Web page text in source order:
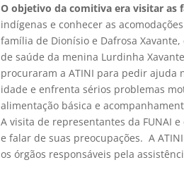
O objetivo da comitiva era visitar as
indígenas e conhecer as
família de Dionísio e Dafrosa
de saúde da menina Lurdinha
procuraram a ATINI para pedir ajuda
idade e enfrenta sérios problemas
alimentação básica e
A visita de representantes da FUNAI
e falar de suas preocupações. A
os órgãos responsáveis pela